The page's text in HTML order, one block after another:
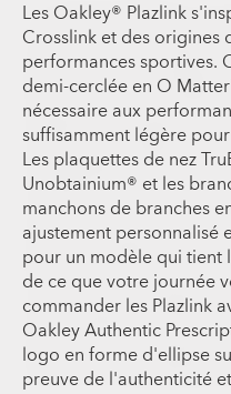
Les Oakley® Plazlink
Crosslink et des origines
performances sportives.
demi-cerclée en O
nécessaire aux
suffisamment légère
Les plaquettes de nez
Unobtainium® et les
manchons de branches
ajustement personnalisé
pour un modèle qui tient
de ce que votre journée
commander les Plazlink
Oakley Authentic
logo en forme d'ellipse
preuve de l'authenticité